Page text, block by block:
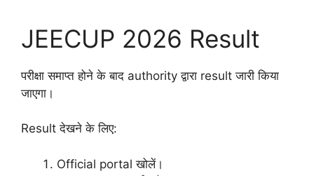
JEECUP 2026 Result
परीक्षा समाप्त होने के बाद authority द्वारा result जारी किया
जाएगा।
Result देखने के लिए:
Official portal खोलें।